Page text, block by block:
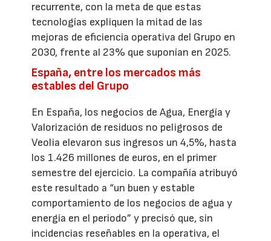
recurrente, con la meta de que estas
tecnologías expliquen la mitad de las
mejoras de eficiencia operativa del Grupo en
2030, frente al 23% que suponían en 2025.
España, entre los mercados más
estables del Grupo
En España, los negocios de Agua, Energía y
Valorización de residuos no peligrosos de
Veolia elevaron sus ingresos un 4,5%, hasta
los 1.426 millones de euros, en el primer
semestre del ejercicio. La compañía atribuyó
este resultado a “un buen y estable
comportamiento de los negocios de agua y
energía en el periodo” y precisó que, sin
incidencias reseñables en la operativa, el